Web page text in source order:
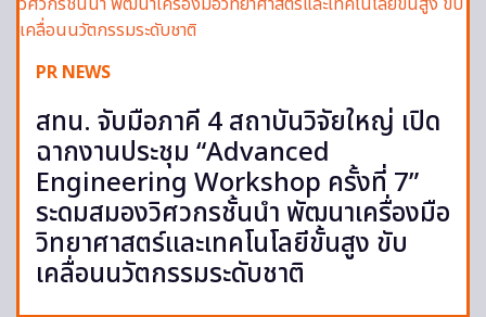
PR NEWS
สทน. จับมือภาคี 4 สถาบันวิจัยใหญ่ เปิด
ฉากงานประชุม “Advanced
Engineering Workshop ครั้งที่ 7”
ระดมสมองวิศวกรชั้นนำ พัฒนาเครื่องมือ
วิทยาศาสตร์และเทคโนโลยีขั้นสูง ขับ
เคลื่อนนวัตกรรมระดับชาติ